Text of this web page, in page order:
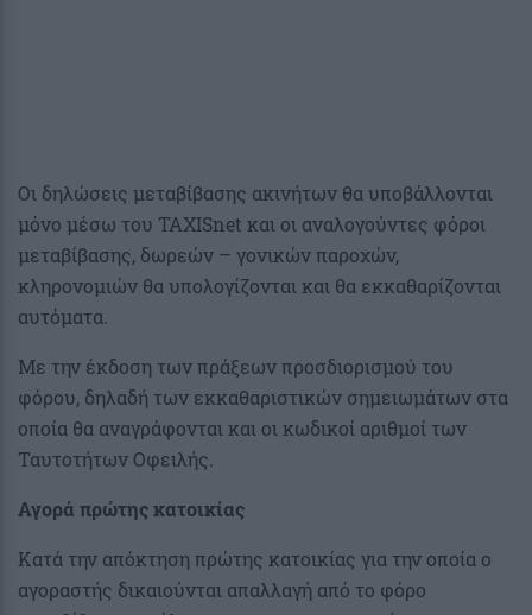
Οι δηλώσεις μεταβίβασης ακινήτων θα υποβάλλονται
μόνο μέσω του ΤΑΧΙSnet και οι αναλογούντες φόροι
μεταβίβασης, δωρεών – γονικών παροχών,
κληρονομιών θα υπολογίζονται και θα εκκαθαρίζονται
αυτόματα.
Με την έκδοση των πράξεων προσδιορισμού του
φόρου, δηλαδή των εκκαθαριστικών σημειωμάτων στα
οποία θα αναγράφονται και οι κωδικοί αριθμοί των
Ταυτοτήτων Οφειλής.
Αγορά πρώτης κατοικίας
Κατά την απόκτηση πρώτης κατοικίας για την οποία ο
αγοραστής δικαιούνται απαλλαγή από το φόρο